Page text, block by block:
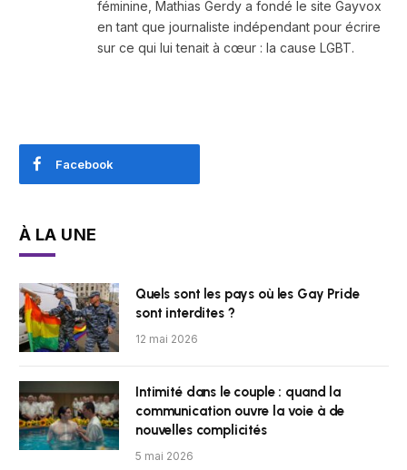
féminine, Mathias Gerdy a fondé le site Gayvox
en tant que journaliste indépendant pour écrire
sur ce qui lui tenait à cœur : la cause LGBT.
Facebook
À LA UNE
Quels sont les pays où les Gay Pride
sont interdites ?
12 mai 2026
Intimité dans le couple : quand la
communication ouvre la voie à de
nouvelles complicités
5 mai 2026